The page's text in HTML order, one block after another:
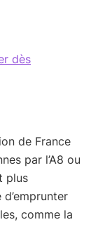
dès
de France
par l’A8 ou
plus
comme la